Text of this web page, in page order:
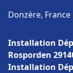
Donzère, France
Installation
Rosporden
Installation